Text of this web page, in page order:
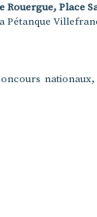
Rouergue, Place
Pétanque